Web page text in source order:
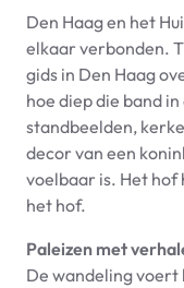
Den Haag en het
elkaar verbonden.
gids in Den Haag
hoe diep die band
standbeelden,
decor van een
voelbaar is. Het
het hof.
Paleizen met
De wandeling voert